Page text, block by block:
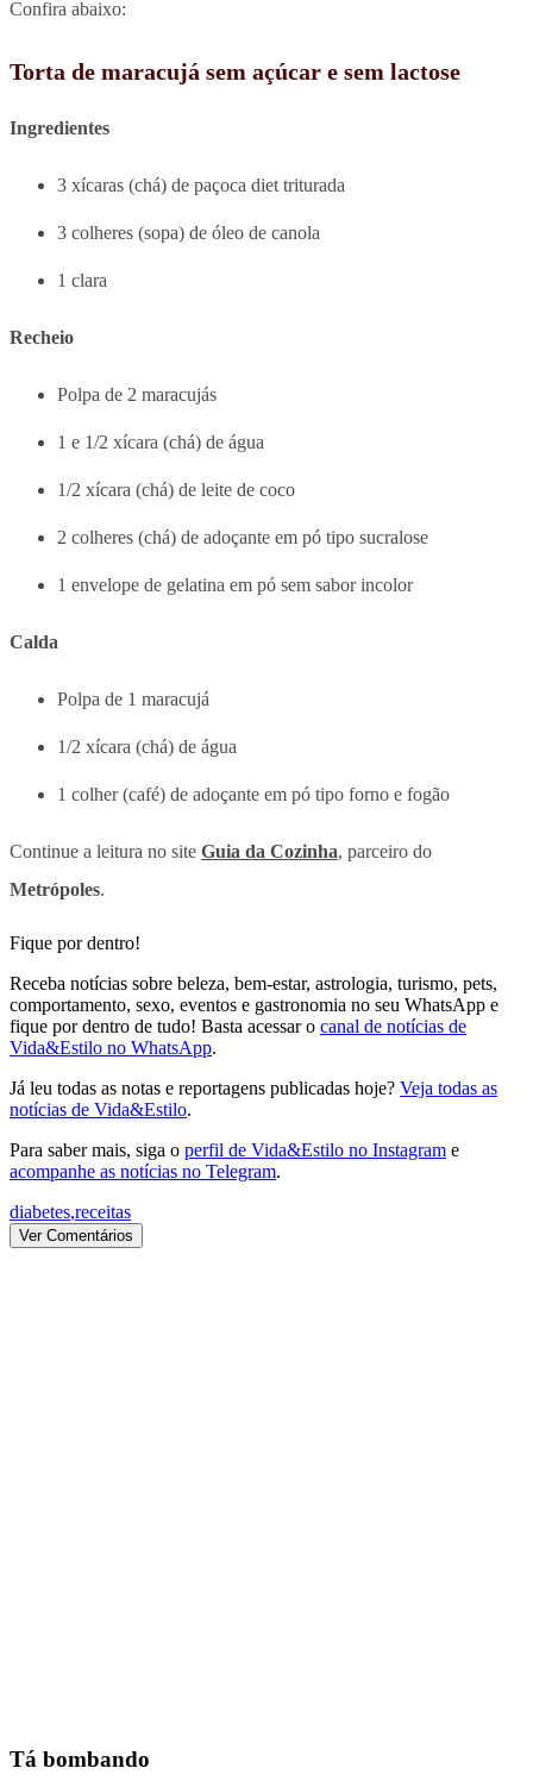
Confira abaixo:
Torta de maracujá sem açúcar e sem lactose
Ingredientes
3 xícaras (chá) de paçoca diet triturada
3 colheres (sopa) de óleo de canola
1 clara
Recheio
Polpa de 2 maracujás
1 e 1/2 xícara (chá) de água
1/2 xícara (chá) de leite de coco
2 colheres (chá) de adoçante em pó tipo sucralose
1 envelope de gelatina em pó sem sabor incolor
Calda
Polpa de 1 maracujá
1/2 xícara (chá) de água
1 colher (café) de adoçante em pó tipo forno e fogão
Continue a leitura no site Guia da Cozinha, parceiro do
Metrópoles.
Fique por dentro!
Receba notícias sobre beleza, bem-estar, astrologia, turismo, pets,
comportamento, sexo, eventos e gastronomia no seu WhatsApp e
fique por dentro de tudo! Basta acessar o canal de notícias de
Vida&Estilo no WhatsApp.
Já leu todas as notas e reportagens publicadas hoje? Veja todas as
notícias de Vida&Estilo.
Para saber mais, siga o perfil de Vida&Estilo no Instagram e
acompanhe as notícias no Telegram.
diabetes,receitas
Ver Comentários
Tá bombando